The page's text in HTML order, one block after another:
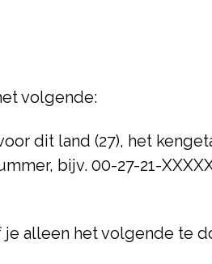
volgende:
dit land (27), het
bijv. 00-27-21-
alleen het volgende te